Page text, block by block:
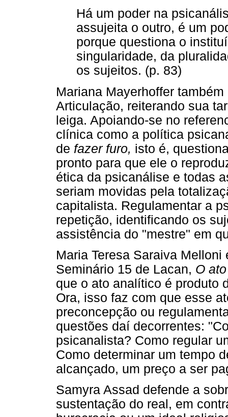
Há um poder na
assujeita o outro, é um
porque questiona o
singularidade, da
os sujeitos. (p. 83)
Mariana Mayerhoffer
Articulação, reiterando sua
leiga. Apoiando-se no
clínica como a política
de fazer furo, isto é,
pronto para que ele o
ética da psicanálise e todas
seriam movidas pela
capitalista. Regulamentar a
repetição, identificando os
assistência do "mestre" em
Maria Teresa Saraiva
Seminário 15 de Lacan, O
que o ato analítico é produto
Ora, isso faz com que esse
preconcepção ou
questões daí decorrentes:
psicanalista? Como regular
Como determinar um tempo
alcançado, um preço a ser
Samyra Assad defende a
sustentação do real, em